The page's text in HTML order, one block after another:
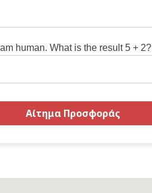
human. What is the result 5 + 2?